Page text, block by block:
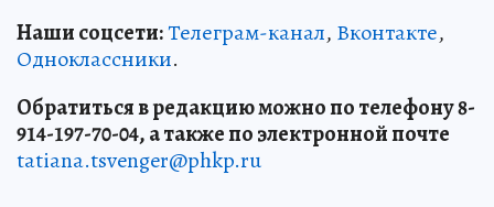
Наши соцсети:Телеграм-канал, Вконтакте,
Одноклассники.
Обратиться в редакцию можно по телефону 8-
914-197-70-04, а также по электронной почте
tatiana.tsvenger@phkp.ru